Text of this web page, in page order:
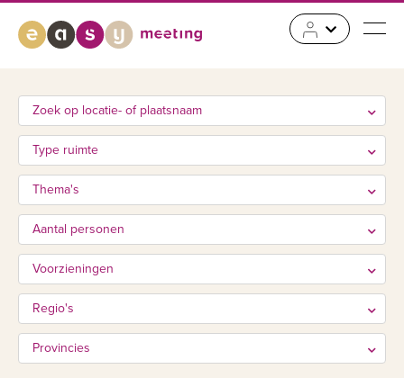
Zoek op locatie- of plaatsnaam
Type ruimte
Thema's
Aantal personen
Voorzieningen
Regio's
Provincies